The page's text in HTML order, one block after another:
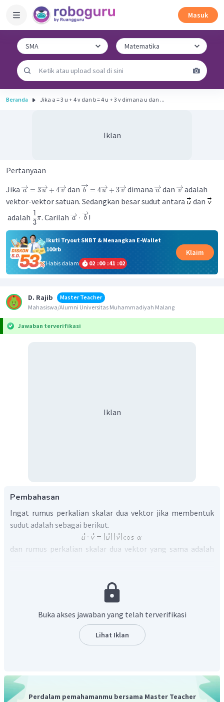
Masuk
Beranda Jika a = 3 u + 4 v dan b = 4 u + 3 v dimana u dan ...
Iklan
Pertanyaan
Jika a = 3u + 4 v dan b = 4u + 3 v dimana udan v adalah
vektor-vektor satuan. Sedangkan besar sudut antara
dan
adalah
3
1
π. Carilah a ⋅ b !
Ikuti Tryout SNBT & Menangkan E-Wallet
100rb
Habis dalam
02 :00 :41 :02
Klaim
D. Rajib
Master Teacher
Mahasiswa/Alumni Universitas Muhammadiyah Malang
Jawaban terverifikasi
Iklan
Pembahasan
Ingat rumus perkalian skalar dua vektor jika membentuk
sudut adalah sebagai berikut.
dan rumus perkalian skalar dua vektor yang sama adalah
Dengan menggunakan rumus-rumus di atas maka diperoleh
Buka akses jawaban yang telah terverifikasi
Lihat Iklan
Perdalam pemahamanmu bersama Master Teacher